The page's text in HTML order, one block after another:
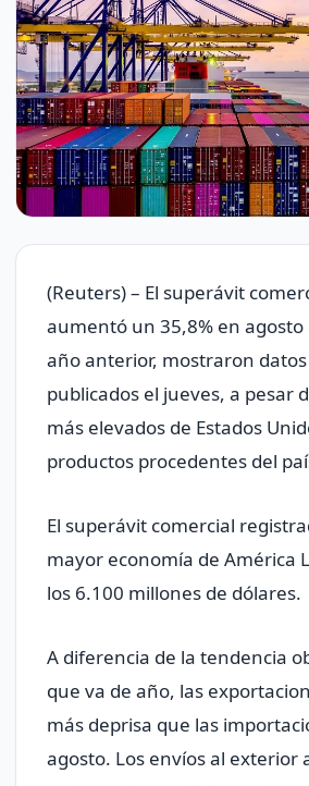
(Reuters) – El superávit
aumentó un 35,8% en agosto
año anterior, mostraron
publicados el jueves, a pesar
más elevados de Estados
productos procedentes del
El superávit comercial
mayor economía de América
los 6.100 millones de dólares.
A diferencia de la tendencia
que va de año, las
más deprisa que las
agosto. Los envíos al exterior